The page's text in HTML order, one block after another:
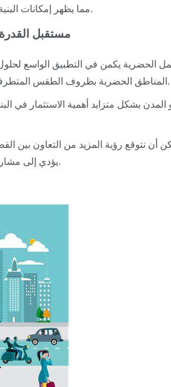
مما يظهر إمكانات البنية التحتية الخضراء كحل قوي للقدرة على التحمل الحضرية.
مستقبل
الحضرية يكمن في التطبيق الواسع لحلول
المناطق الحضرية بظروف الطقس المتطرفة، تحتاج المدن إلى استراتيجيات قابلة للتكيف ومستدامة.
بشكل متزايد أهمية الاستثمار في
أن نتوقع رؤية المزيد من التعاون بين
يؤدي إلى مشاريع مبتكرة تعزز كلاً من البيئات الحضرية ورفاهية المجتمع.